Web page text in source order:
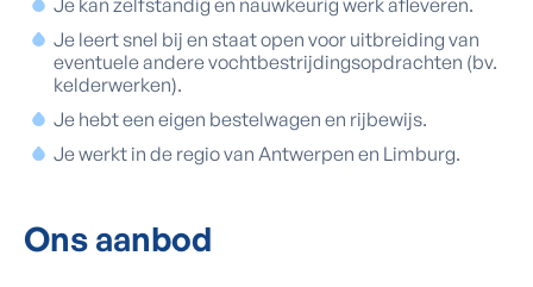
Je kan zelfstandig en nauwkeurig werk afleveren.
Je leert snel bij en staat open voor uitbreiding van
eventuele andere vochtbestrijdingsopdrachten (bv.
kelderwerken).
Je hebt een eigen bestelwagen en rijbewijs.
Je werkt in de regio van Antwerpen en Limburg.
Ons aanbod